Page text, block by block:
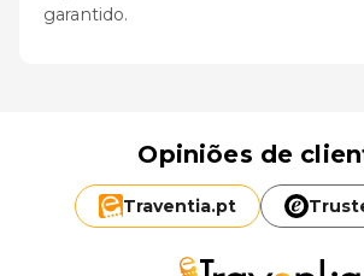
garantido.
Opiniões de
Traventia.pt